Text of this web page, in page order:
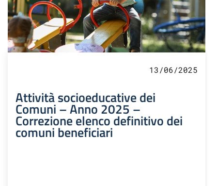
13/06/2025
Attività socioeducative dei
Comuni – Anno 2025 –
Correzione elenco definitivo dei
comuni beneficiari